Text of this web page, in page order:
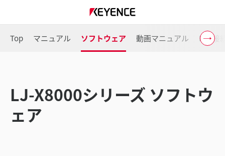
Top マニュアル ソフトウェア 動画マニュアル PLC接
LJ-X8000シリーズ ソフトウ
ェア